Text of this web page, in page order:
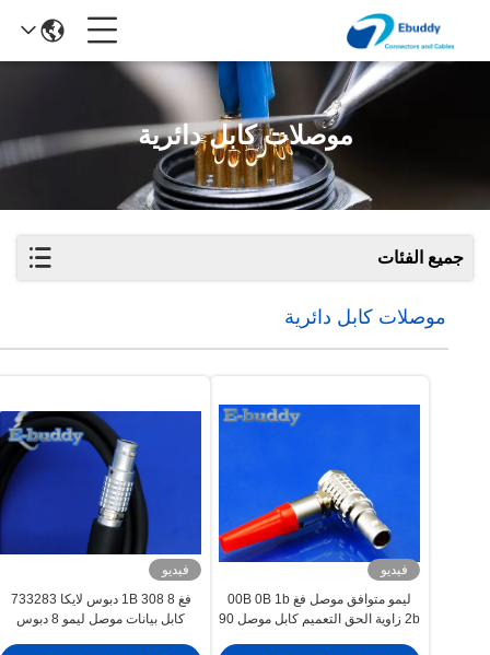
موصلات كابل دائرية
جميع الفئات
موصلات كابل دائرية
فيديو
ليمو متوافق موصل فغ 00B 0B 1b
2b زاوية الحق التعميم كابل موصل 90
فيديو
فغ 1B 308 8 دبوس لايكا 733283
كابل بيانات موصل ليمو 8 دبوس